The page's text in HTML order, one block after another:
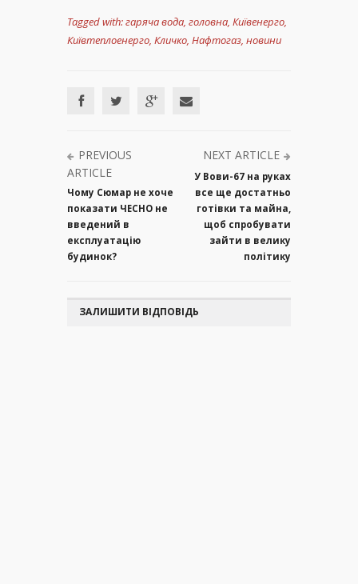
Tagged with:гаряча вода, головна, Київенерго,
Київтеплоенерго, Кличко, Нафтогаз, новини
PREVIOUS
ARTICLE
Чому Сюмар не хоче
показати ЧЕСНО не
введений в
експлуатацію
будинок?
NEXT ARTICLE
У Вови-67 на руках
все ще достатньо
готівки та майна,
щоб спробувати
зайти в велику
політику
ЗАЛИШИТИ ВІДПОВІДЬ